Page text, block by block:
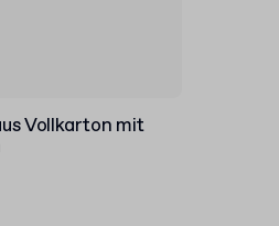
Vollkarton mit